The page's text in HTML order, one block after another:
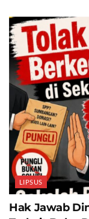
LIPSUS
Hak Jawab